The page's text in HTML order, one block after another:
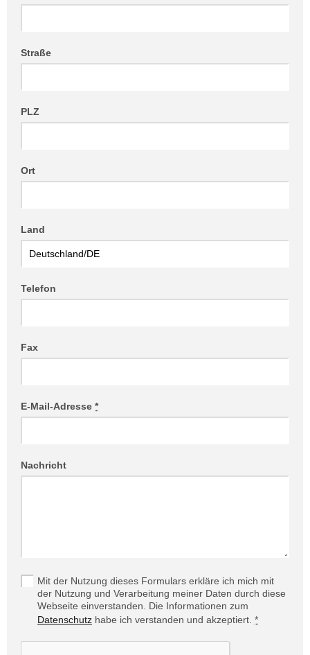
Straße
PLZ
Ort
Land
Telefon
Fax
E-Mail-Adresse *
Nachricht
Mit der Nutzung dieses Formulars erkläre ich mich mit
der Nutzung und Verarbeitung meiner Daten durch diese
Webseite einverstanden. Die Informationen zum
Datenschutz habe ich verstanden und akzeptiert. *